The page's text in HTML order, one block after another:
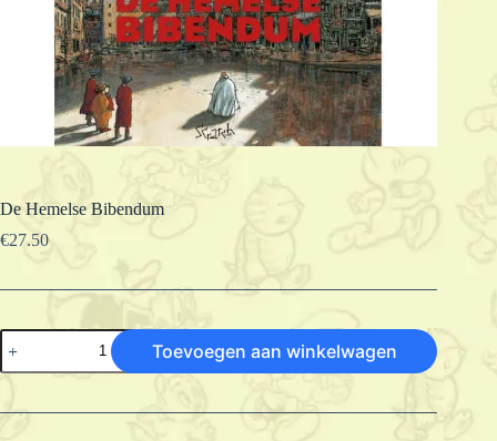
De Hemelse Bibendum
€27.50
De
Hemelse
Bibendum
Toevoegen aan winkelwagen